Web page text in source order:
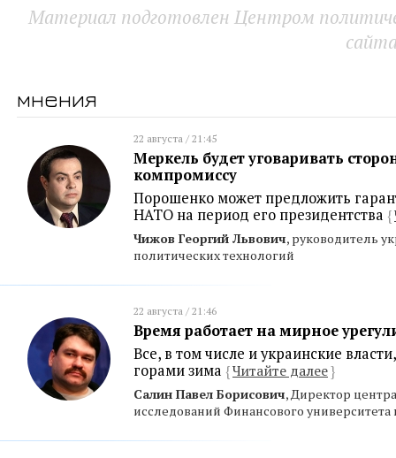
Материал подготовлен Центром
мнения
22 августа / 21:45
Меркель будет уговаривать
компромиссу
Порошенко может предложить
НАТО на период его президентства {
Чижов Георгий Львович, руководитель
политических технологий
22 августа / 21:46
Время работает на мирное
Все, в том числе и украинские
горами зима {Читайте далее}
Салин Павел Борисович, Директор
исследований Финансового